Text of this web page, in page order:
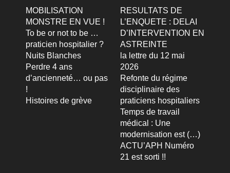
MOBILISATION
MONSTRE EN VUE !
To be or not to be …
praticien hospitalier ?
Nuits Blanches
Perdre 4 ans
d’ancienneté… ou pas
!
Histoires de grève
RESULTATS DE
L’ENQUETE : DELAI
D’INTERVENTION EN
ASTREINTE
la lettre du 12 mai
2026
Refonte du régime
disciplinaire des
praticiens hospitaliers
Temps de travail
médical : Une
modernisation est (…)
ACTU’APH Numéro
21 est sorti !!